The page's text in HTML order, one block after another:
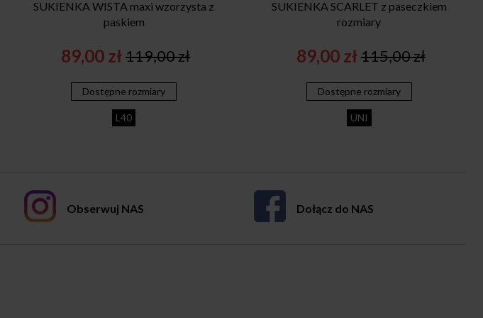
SUKIENKA WISTA maxi wzorzysta z
paskiem
119,00zł
Original
price
was:
119,00 zł.
89,00 złCurrent
price
is:
89,00 zł.
Dostępne rozmiary
L40
SUKIENKA SCARLET z paseczkiem
rozmiary
115,00zł
Original
price
was:
115,00 zł.
89,00 złCurrent
price
is:
89,00 zł.
Dostępne rozmiary
UNI
Obserwuj NAS Dołącz do NAS